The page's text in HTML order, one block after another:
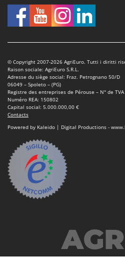
© Copyright 2007-2026 AgriEuro. Tutti i diritti
Raison sociale: AgriEuro S.R.L.
Adresse du siège social: Fraz. Petrognano 50/D
06049 – Spoleto – (PG)
Registre des entreprises de Pérouse – N° de
Numéro REA: 150802
Capital social: 5.000.000,00 €
Contacts
Powered by Kaleido | Digital Productions -